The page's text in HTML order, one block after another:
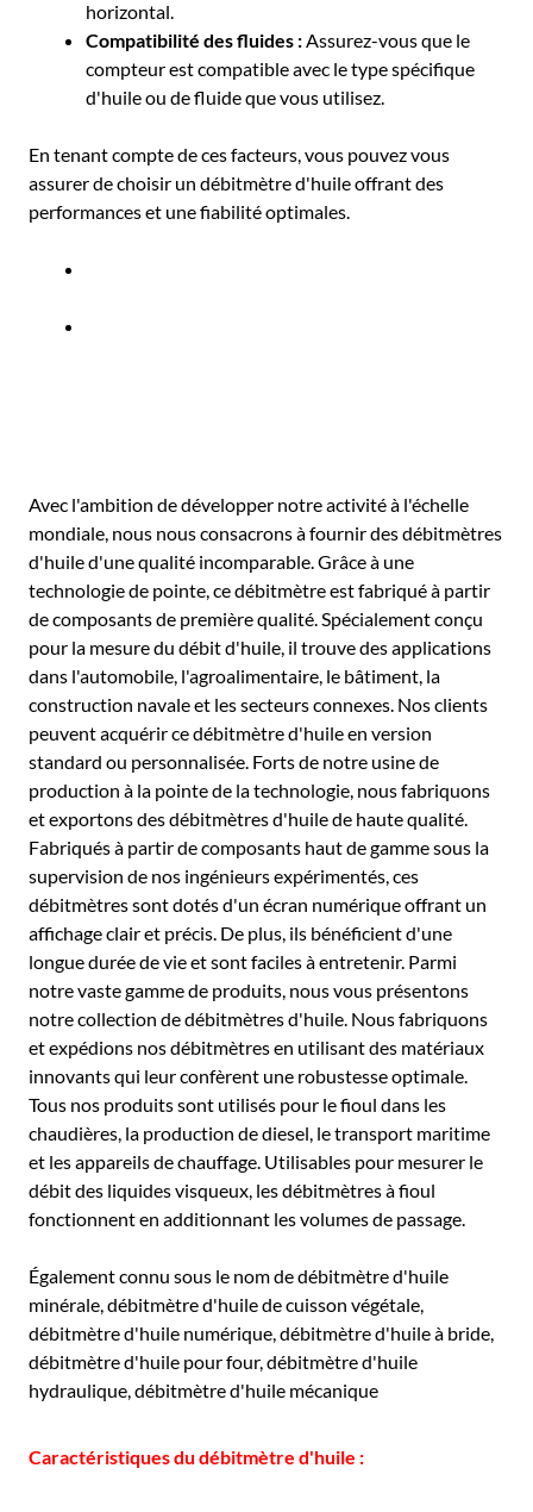
horizontal.
Compatibilité des fluides :Assurez-vous que le
compteur est compatible avec le type spécifique
d'huile ou de fluide que vous utilisez.
En tenant compte de ces facteurs, vous pouvez vous
assurer de choisir un débitmètre d'huile offrant des
performances et une fiabilité optimales.
Avec l'ambition de développer notre activité à l'échelle
mondiale, nous nous consacrons à fournir des débitmètres
d'huile d'une qualité incomparable. Grâce à une
technologie de pointe, ce débitmètre est fabriqué à partir
de composants de première qualité. Spécialement conçu
pour la mesure du débit d'huile, il trouve des applications
dans l'automobile, l'agroalimentaire, le bâtiment, la
construction navale et les secteurs connexes. Nos clients
peuvent acquérir ce débitmètre d'huile en version
standard ou personnalisée. Forts de notre usine de
production à la pointe de la technologie, nous fabriquons
et exportons des débitmètres d'huile de haute qualité.
Fabriqués à partir de composants haut de gamme sous la
supervision de nos ingénieurs expérimentés, ces
débitmètres sont dotés d'un écran numérique offrant un
affichage clair et précis. De plus, ils bénéficient d'une
longue durée de vie et sont faciles à entretenir. Parmi
notre vaste gamme de produits, nous vous présentons
notre collection de débitmètres d'huile. Nous fabriquons
et expédions nos débitmètres en utilisant des matériaux
innovants qui leur confèrent une robustesse optimale.
Tous nos produits sont utilisés pour le fioul dans les
chaudières, la production de diesel, le transport maritime
et les appareils de chauffage. Utilisables pour mesurer le
débit des liquides visqueux, les débitmètres à fioul
fonctionnent en additionnant les volumes de passage.
Également connu sous le nom de débitmètre d'huile
minérale, débitmètre d'huile de cuisson végétale,
débitmètre d'huile numérique, débitmètre d'huile à bride,
débitmètre d'huile pour four, débitmètre d'huile
hydraulique, débitmètre d'huile mécanique
Caractéristiques du débitmètre d'huile :